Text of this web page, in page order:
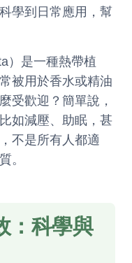
學到日常應用，幫
）是一種熱帶植
被用於香水或精油
受歡迎？簡單說，
如減壓、助眠，甚
不是所有人都適
。
：科學與